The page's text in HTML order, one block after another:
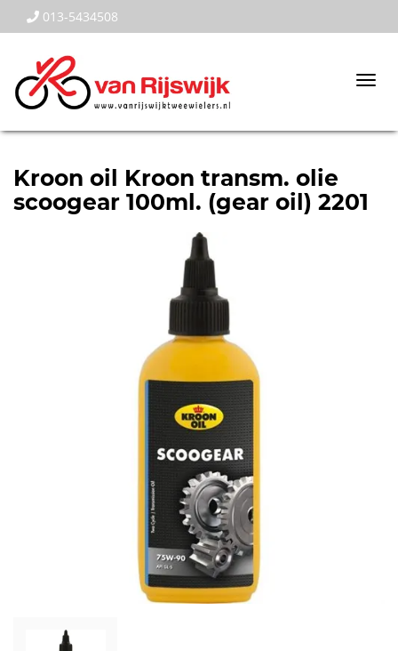
013-5434508
Kroon oil Kroon transm. olie
scoogear 100ml. (gear oil) 2201